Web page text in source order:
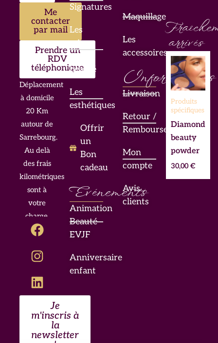
Me
contacter
par mail
Prendre un
RDV
téléphonique
Déplacement
à domicile
20 Km
autour de
Sarrebourg.
Au delà
des frais
kilométriques
sont à
votre
charge.
F
a
c
e
b
o
k
I
n
s
t
a
g
a
L
i
n
k
e
d
n
Je
m'inscris à
la
newsletter
Signatures
Les
mises
en
beauté
Les
esthétiques
Offrir
un
Bon
cadeau
Evénements
Animation
Beauté
EVJF
Anniversaire
enfant
Maquillage
Les
accessoires
Informations
Livraison
Retour /
Remboursement
Mon
compte
Avis
clients
arrivés
Produits
spécifiques
Diamond
beauty
powder
30,00€